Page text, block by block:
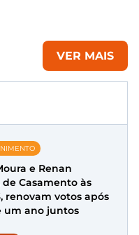
VER MAIS
e Renan
de Casamento às
renovam votos após
um ano juntos